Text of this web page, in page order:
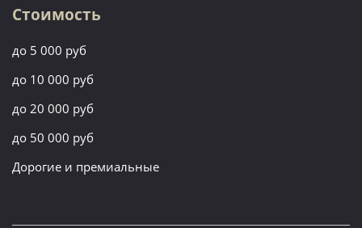
Стоимость
до 5 000 руб
до 10 000 руб
до 20 000 руб
до 50 000 руб
Дорогие и премиальные